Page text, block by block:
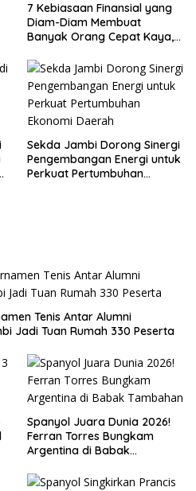
7 Kebiasaan Finansial yang
Diam-Diam Membuat
Banyak Orang Cepat Kaya,
Sekda Jambi Dorong Sinergi
Pengembangan Energi untuk
Perkuat Pertumbuhan
Tenis Antar Alumni
Jadi Tuan Rumah 330 Peserta
Spanyol Juara Dunia 2026!
Ferran Torres Bungkam
Argentina di Babak